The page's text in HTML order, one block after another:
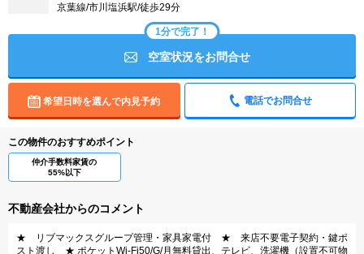
京葉線/市川塩浜駅/徒歩29分
1分で完了！
空室状況をお問合せ
希望日時を選んで内見予約 電話でお問合せ
この物件のおすすめポイント
仲介手数料家賃の
55%以下
不動産会社からのコメント
★ リブマックスグループ管理・家具家電付 ★ 来店不要電子契約・鍵ポ
スト渡し ★ ポケットWi-Fi50/G/月無料貸出、テレビ、洗濯機（設置不可物